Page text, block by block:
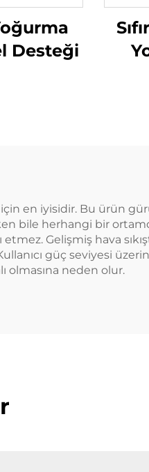
Desteği
için en iyisidir. Bu ürün
bile herhangi bir
Gelişmiş hava
güç seviyesi
olmasına neden olur.